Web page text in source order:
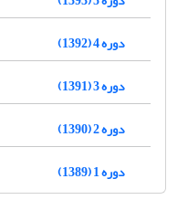
دوره 4 (1392)
دوره 3 (1391)
دوره 2 (1390)
دوره 1 (1389)